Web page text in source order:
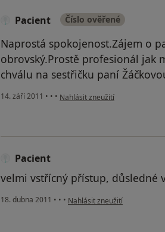
Pacient Číslo ověřené
Naprostá spokojenost.Zájem o
obrovský.Prostě profesionál jak
chválu na sestřičku paní
14. září 2011 • • • podle názoru uživatele Pacient
Nahlásit zneužití
Pacient
velmi vstřícný přístup, důsledné
18. dubna 2011 • • • podle názoru uživatele Pacient
Nahlásit zneužití